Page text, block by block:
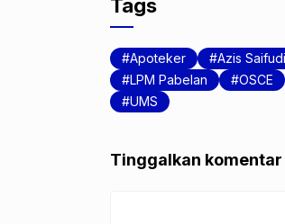
e
b
o
o
A
p
Tags
Apoteker Azis
LPM Pabelan
OSCE
UMS
Tinggalkan komentar